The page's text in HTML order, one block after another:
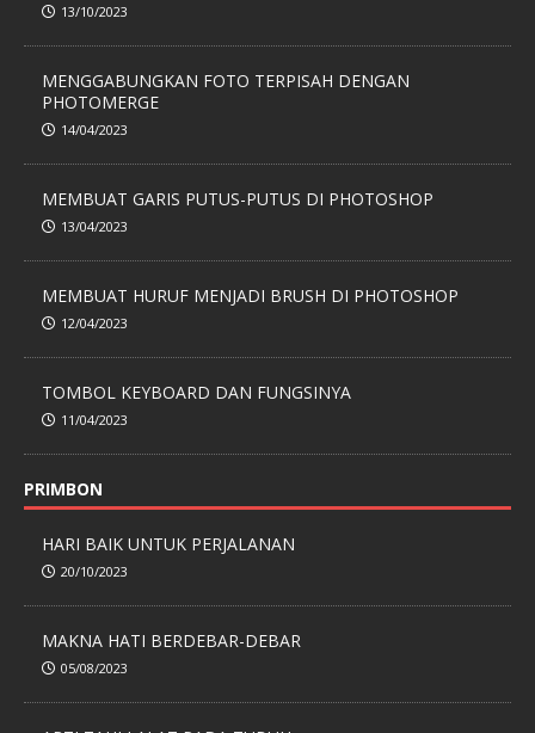
13/10/2023
MENGGABUNGKAN FOTO TERPISAH DENGAN
PHOTOMERGE
14/04/2023
MEMBUAT GARIS PUTUS-PUTUS DI PHOTOSHOP
13/04/2023
MEMBUAT HURUF MENJADI BRUSH DI PHOTOSHOP
12/04/2023
TOMBOL KEYBOARD DAN FUNGSINYA
11/04/2023
PRIMBON
HARI BAIK UNTUK PERJALANAN
20/10/2023
MAKNA HATI BERDEBAR-DEBAR
05/08/2023